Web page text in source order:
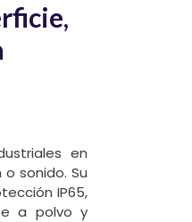
en
sonido. Su
IP65,
a polvo y